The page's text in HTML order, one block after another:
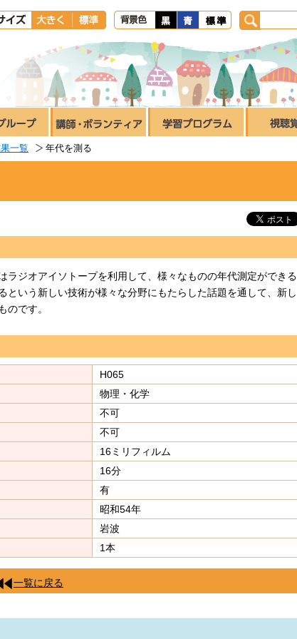
一覧 年代を測る
ラジオアイソトープを利用して、様々なものの年代測定ができる
という新しい技術が様々な分野にもたらした話題を通して、新し
のです。
H065
物理・化学
不可
不可
16ミリフィルム
16分
有
昭和54年
岩波
1本
一覧に戻る